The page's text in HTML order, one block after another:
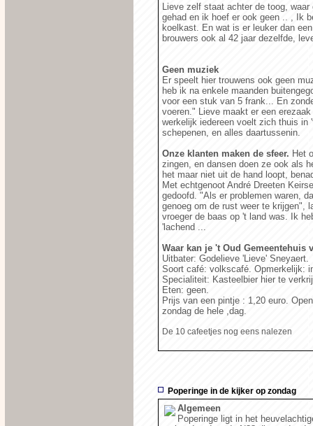
Lieve zelf staat achter de toog,
gehad en ik hoef er ook geen .. , Ik
koelkast. En wat is er leuker dan
brouwers ook al 42 jaar dezelfde,
Geen muziek
Er speelt hier trouwens ook geen
heb ik na enkele maanden
voor een stuk van 5 frank... En
voeren." Lieve maakt er een
werkelijk iedereen voelt zich thuis in
schepenen, en alles daartussenin.
Onze klanten maken de sfeer. Het
zingen, en dansen doen ze ook als
het maar niet uit de hand loopt,
Met echtgenoot André Dreeten
gedoofd. "Als er problemen waren,
genoeg om de rust weer te krijgen",
vroeger de baas op 't land was. Ik
'lachend ...
Waar kan je 't Oud Gemeentehuis
Uitbater: Godelieve 'Lieve' Sneyaert.
Soort café: volkscafé. Opmerkelijk:
Specialiteit: Kasteelbier hier te
Eten: geen.
Prijs van een pintje : 1,20 euro.
zondag de hele ,dag.
De 10 cafeetjes nog eens nalezen
Poperinge in de kijker op zondag
Algemeen
Poperinge ligt in het